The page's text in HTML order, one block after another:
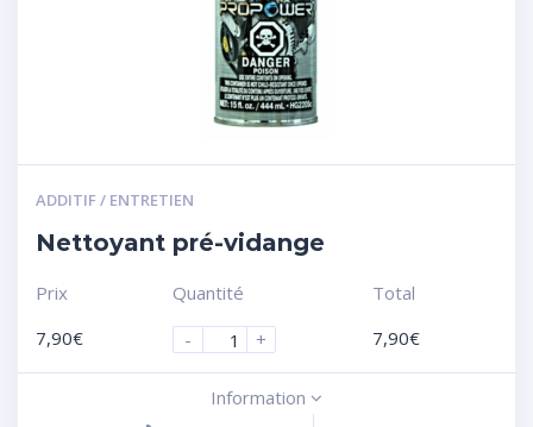
ADDITIF / ENTRETIEN
Nettoyant pré-vidange
Prix
7,90€
Quantité
-
+
Total
7,90€
Information